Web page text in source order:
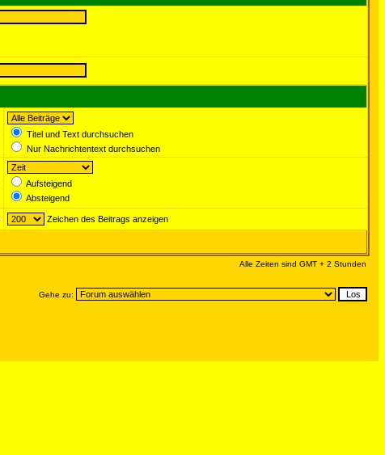
Titel und Text durchsuchen
Nur Nachrichtentext durchsuchen
Aufsteigend
Absteigend
Zeichen des Beitrags anzeigen
Alle Zeiten sind GMT + 2 Stunden
Gehe zu: